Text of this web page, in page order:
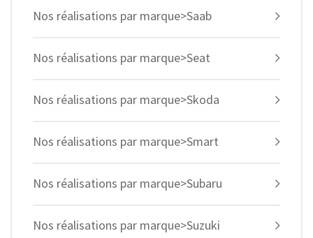
Nos réalisations par marque>Saab
Nos réalisations par marque>Seat
Nos réalisations par marque>Skoda
Nos réalisations par marque>Smart
Nos réalisations par marque>Subaru
Nos réalisations par marque>Suzuki